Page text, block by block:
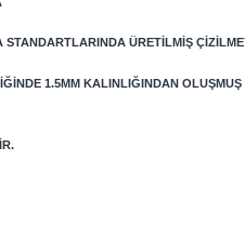
ÜRETILMIŞ
1.5MM KALINLIĞINDAN